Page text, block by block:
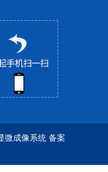
微成像系统备案